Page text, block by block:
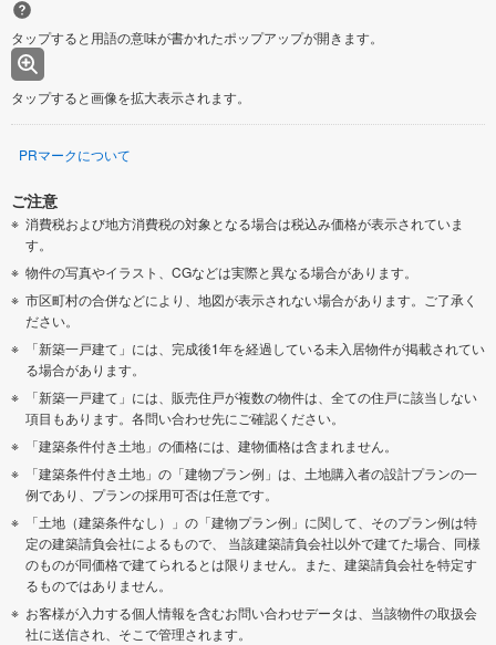
タップすると用語の意味が書かれたポップアップが開きます。
タップすると画像を拡大表示されます。
PRマークについて
ご注意
消費税および地方消費税の対象となる場合は税込み価格が表示されていま
す。
物件の写真やイラスト、CGなどは実際と異なる場合があります。
市区町村の合併などにより、地図が表示されない場合があります。ご了承く
ださい。
「新築一戸建て」には、完成後1年を経過している未入居物件が掲載されてい
る場合があります。
「新築一戸建て」には、販売住戸が複数の物件は、全ての住戸に該当しない
項目もあります。各問い合わせ先にご確認ください。
「建築条件付き土地」の価格には、建物価格は含まれません。
「建築条件付き土地」の「建物プラン例」は、土地購入者の設計プランの一
例であり、プランの採用可否は任意です。
「土地（建築条件なし）」の「建物プラン例」に関して、そのプラン例は特
定の建築請負会社によるもので、 当該建築請負会社以外で建てた場合、同様
のものが同価格で建てられるとは限りません。また、建築請負会社を特定す
るものではありません。
お客様が入力する個人情報を含むお問い合わせデータは、当該物件の取扱会
社に送信され、そこで管理されます。